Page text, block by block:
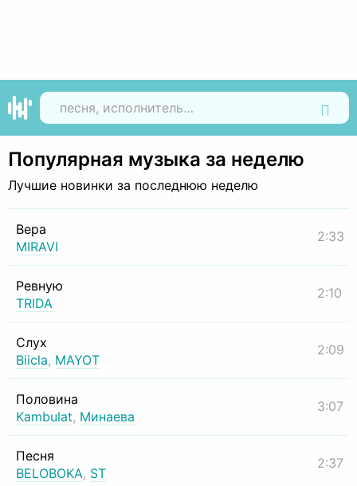
Популярная музыка за неделю
Лучшие новинки за последнюю неделю
Вера
MIRAVI
2:33
Ревную
TRIDA
2:10
Слух
Biicla, MAYOT
2:09
Половина
Kambulat, Минаева
3:07
Песня
BELOBOKA, ST
2:37